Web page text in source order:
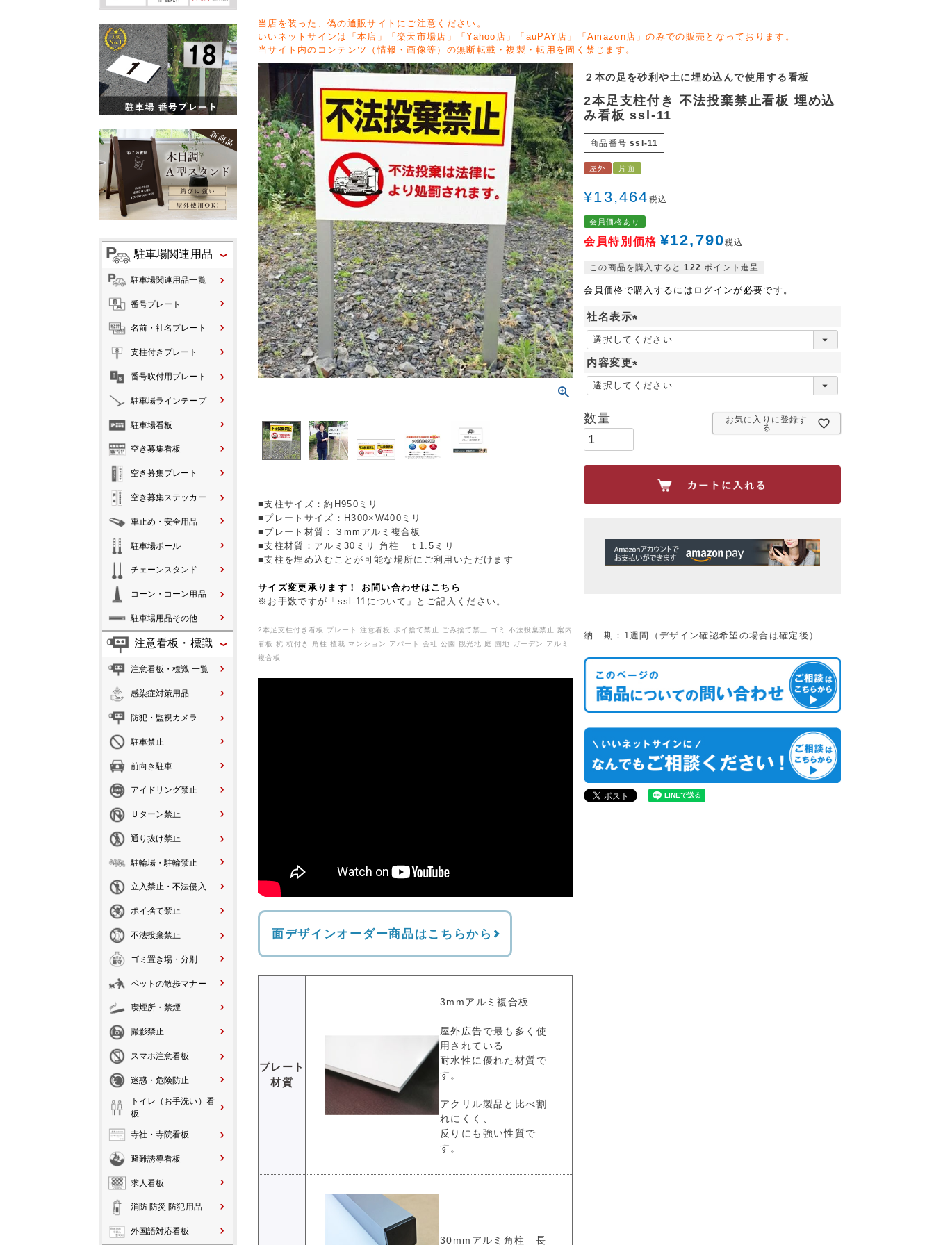
駐車場関連用品
駐車場関連用品一覧
番号プレート
名前・社名プレート
支柱付きプレート
番号吹付用プレート
駐車場ラインテープ
駐車場看板
空き募集看板
空き募集プレート
空き募集ステッカー
車止め・安全用品
駐車場ポール
チェーンスタンド
コーン・コーン用品
駐車場用品その他
注意看板・標識
注意看板・標識 一覧
感染症対策用品
防犯・監視カメラ
駐車禁止
前向き駐車
アイドリング禁止
Ｕターン禁止
通り抜け禁止
駐輪場・駐輪禁止
立入禁止・不法侵入
ポイ捨て禁止
不法投棄禁止
ゴミ置き場・分別
ペットの散歩マナー
喫煙所・禁煙
撮影禁止
スマホ注意看板
迷惑・危険防止
トイレ（お手洗い）看
板
寺社・寺院看板
避難誘導看板
求人看板
消防 防災 防犯用品
外国語対応看板
当店を装った、偽の通販サイトにご注意ください。
いいネットサインは「本店」「楽天市場店」「Yahoo店」「auPAY店」「Amazon店」のみでの販売となっております。
当サイト内のコンテンツ（情報・画像等）の無断転載・複製・転用を固く禁じます。
■支柱サイズ：約H950ミリ
■プレートサイズ：H300×W400ミリ
■プレート材質：３mmアルミ複合板
■支柱材質：アルミ30ミリ 角柱 ｔ1.5ミリ
■支柱を埋め込むことが可能な場所にご利用いただけます
サイズ変更承ります！ お問い合わせはこちら
※お手数ですが「ssl-11について」とご記入ください。
2本足支柱付き看板 プレート 注意看板 ポイ捨て禁止 ごみ捨て禁止 ゴミ 不法投棄禁止 案内
看板 杭 杭付き 角柱 植栽 マンション アパート 会社 公園 観光地 庭 園地 ガーデン アルミ
複合板
面デザインオーダー商品はこちらから
プレート
材質
3mmアルミ複合板
屋外広告で最も多く使
用されている
耐水性に優れた材質で
す。
アクリル製品と比べ割
れにくく、
反りにも強い性質で
す。
30mmアルミ角柱 長
２本の足を砂利や土に埋め込んで使用する看板
2本足支柱付き 不法投棄禁止看板 埋め込
み看板 ssl-11
商品番号 ssl-11
屋外 片面
¥13,464 税込
会員価格あり
会員特別価格 ¥12,790税込
この商品を購入すると 122 ポイント進呈
会員価格で購入するにはログインが必要です。
社名表示
(
必
須
)
内容変更
(
必
)
お気に入りに登録す
る
納 期：1週間（デザイン確認希望の場合は確定後）